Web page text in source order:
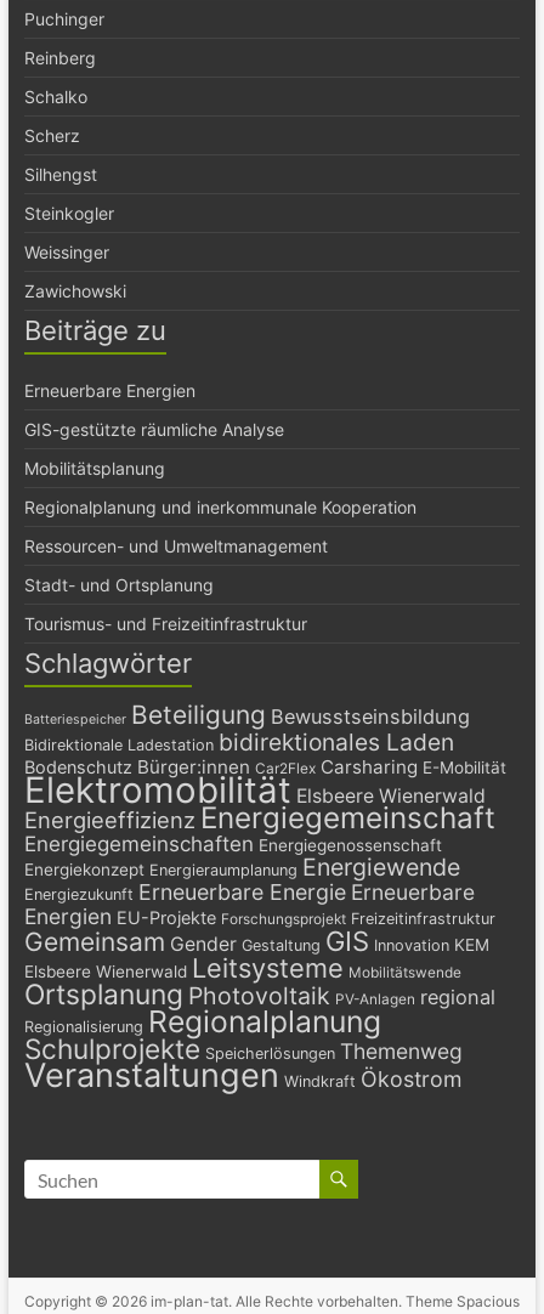
Puchinger
Reinberg
Schalko
Scherz
Silhengst
Steinkogler
Weissinger
Zawichowski
Beiträge zu
Erneuerbare Energien
GIS-gestützte räumliche Analyse
Mobilitätsplanung
Regionalplanung und inerkommunale Kooperation
Ressourcen- und Umweltmanagement
Stadt- und Ortsplanung
Tourismus- und Freizeitinfrastruktur
Schlagwörter
Batteriespeicher Beteiligung Bewusstseinsbildung
Bidirektionale Ladestation bidirektionales Laden
Bodenschutz Bürger:innen Car2Flex Carsharing E-Mobilität
Elektromobilität Elsbeere Wienerwald
Energieeffizienz Energiegemeinschaft
Energiegemeinschaften Energiegenossenschaft
Energiekonzept Energieraumplanung Energiewende
Energiezukunft Erneuerbare Energie Erneuerbare
Energien EU-Projekte Forschungsprojekt Freizeitinfrastruktur
Gemeinsam Gender Gestaltung GIS Innovation KEM
Elsbeere Wienerwald Leitsysteme Mobilitätswende
Ortsplanung Photovoltaik PV-Anlagen regional
Regionalisierung Regionalplanung
Schulprojekte Speicherlösungen Themenweg
Veranstaltungen Windkraft Ökostrom
Copyright © 2026 im-plan-tat. Alle Rechte vorbehalten. Theme Spacious